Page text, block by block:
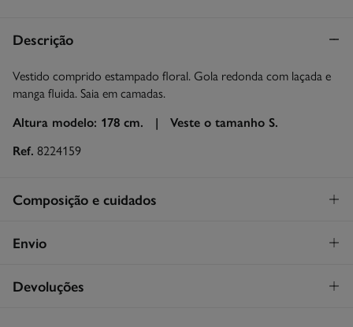
Descrição
Vestido comprido estampado floral. Gola redonda com laçada e
manga fluida. Saia em camadas.
Altura modelo: 178 cm. | Veste o tamanho S.
Ref. 8224159
Composição e cuidados
Composição
Cuidados
Envio
STANDARD
Devoluções